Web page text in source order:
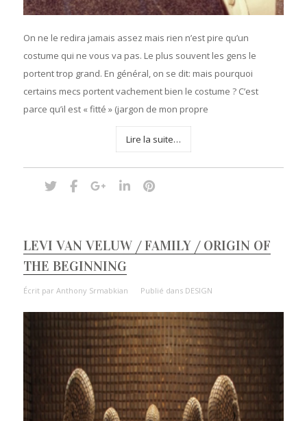
On ne le redira jamais assez mais rien n’est pire qu’un
costume qui ne vous va pas. Le plus souvent les gens le
portent trop grand. En général, on se dit: mais pourquoi
certains mecs portent vachement bien le costume ? C’est
parce qu’il est « fitté » (jargon de mon propre
Lire la suite…
LEVI VAN VELUW / FAMILY / ORIGIN OF
THE BEGINNING
Écrit par Anthony Srmabkian Publié dans DESIGN